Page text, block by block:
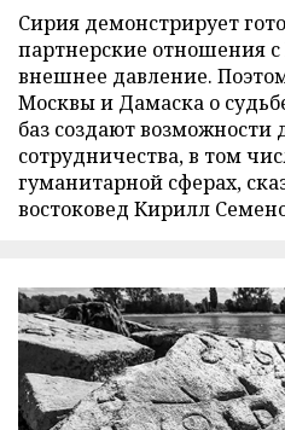
Сирия демонстрирует
партнерские отношения
внешнее давление.
Москвы и Дамаска о
баз создают возможности
сотрудничества, в том
гуманитарной сферах,
востоковед Кирилл